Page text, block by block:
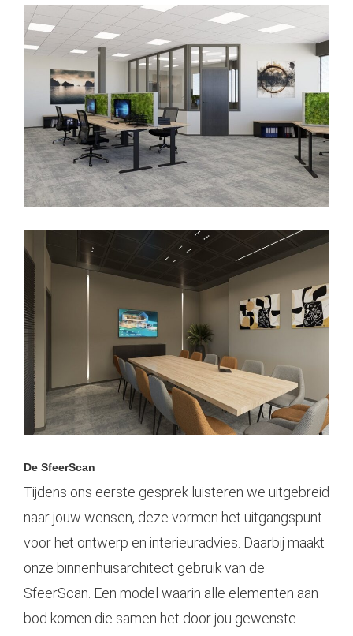
De SfeerScan
Tijdens ons eerste gesprek luisteren we uitgebreid
naar jouw wensen, deze vormen het uitgangspunt
voor het ontwerp en interieuradvies. Daarbij maakt
onze binnenhuisarchitect gebruik van de
SfeerScan. Een model waarin alle elementen aan
bod komen die samen het door jou gewenste